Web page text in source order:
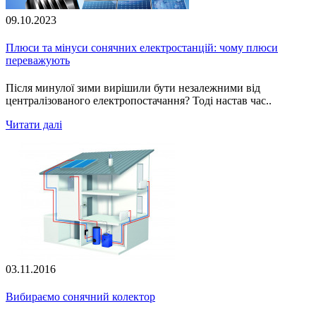
09.10.2023
Плюси та мінуси сонячних електростанцій: чому плюси
переважують
Після минулої зими вирішили бути незалежними від
централізованого електропостачання? Тоді настав час..
Читати далі
03.11.2016
Вибираємо сонячний колектор